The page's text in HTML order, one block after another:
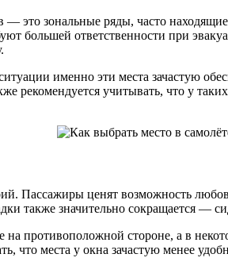
это зональные ряды, часто
большей ответственности при
именно эти места зачастую
рекомендуется учитывать, что у
Пассажиры ценят возможность
также значительно сокращается —
на противоположной стороне, а в
что места у окна зачастую менее